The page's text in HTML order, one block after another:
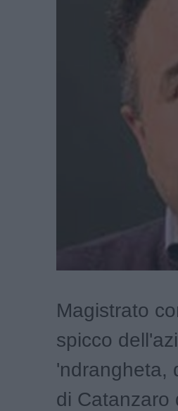
Magistrato
spicco
'ndrangheta,
di Catanzaro